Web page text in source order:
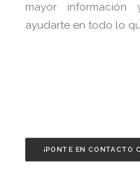
mayor
ayudarte en todo lo
¡PONTE EN CONTACTO